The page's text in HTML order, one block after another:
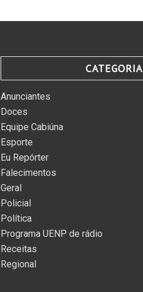
CATEGORIA
Anunciantes
Doces
Equipe Cabiúna
Esporte
Eu Repórter
Falecimentos
Geral
Policial
Política
Programa UENP de rádio
Receitas
Regional